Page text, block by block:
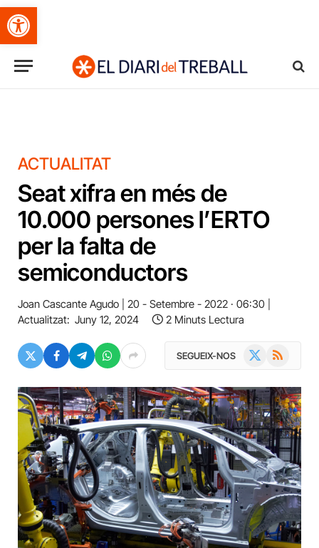
Obre la barra d'eines
ACTUALITAT
Seat xifra en més de
10.000 persones l’ERTO
per la falta de
semiconductors
Joan Cascante Agudo
20 - Setembre - 2022 · 06:30
Actualitzat: Juny 12, 2024 2 Minuts Lectura
SEGUEIX-NOS RSS